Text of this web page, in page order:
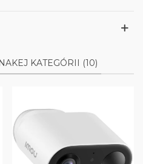
KATEGÓRII (10)